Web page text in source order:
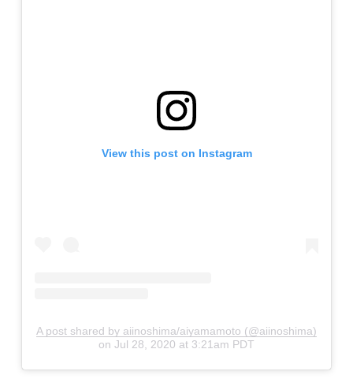
View this post on Instagram
A post shared by aiinoshima/aiyamamoto (@aiinoshima)
on Jul 28, 2020 at 3:21am PDT